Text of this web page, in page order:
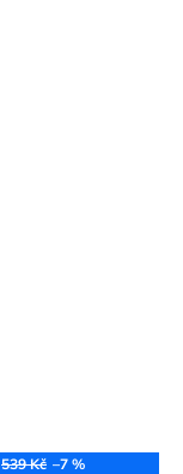
539 Kč –7 %